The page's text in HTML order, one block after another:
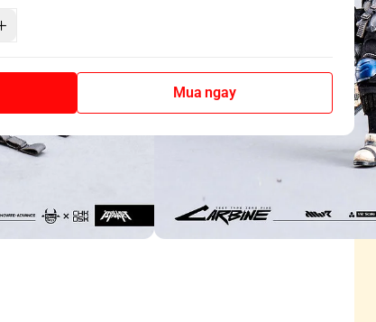
Mua ngay